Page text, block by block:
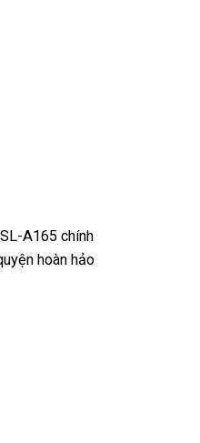
A165 chính
hoàn hảo